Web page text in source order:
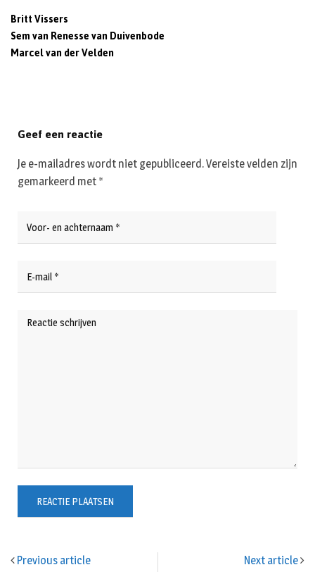
Britt Vissers
Sem van Renesse van Duivenbode
Marcel van der Velden
Previous article Next article
Geef een reactie
Je e-mailadres wordt niet gepubliceerd.Vereiste velden zijn
gemarkeerd met *